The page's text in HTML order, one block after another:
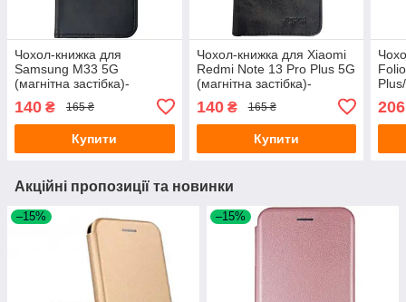
Чохол-книжка для
Samsung M33 5G
(магнітна застібка)-
Leather Folio New чорний
140 ₴ 165 ₴
Купити
Чохол-книжка для Xiaomi
Redmi Note 13 Pro Plus 5G
(магнітна застібка)-
Leather Folio New чорний
140₴ 165 ₴
Купити
206
Акційні пропозиції та новинки
–15% –15%